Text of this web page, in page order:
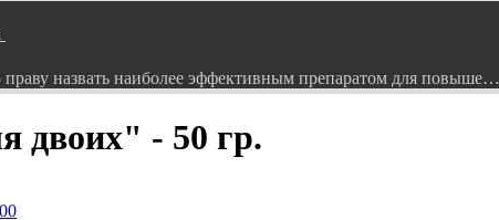
назвать наиболее эффективным препаратом для повыше…
двоих" - 50 гр.